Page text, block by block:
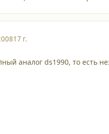
17 г.
аналог ds1990, то есть